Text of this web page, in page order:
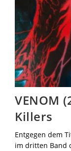
VENOM
Killers
Entgegen dem
im dritten Band